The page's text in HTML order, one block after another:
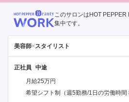
このサロンはHOT
集中です。
美容師×スタイリスト
正社員
月給25万円
希望シフト制（週5勤務/1日の労働時間